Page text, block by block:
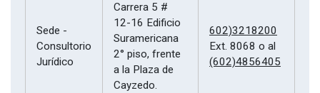
Sede -
Consultorio
Jurídico
Carrera 5 #
12-16 Edificio
Suramericana
2° piso, frente
a la Plaza de
Cayzedo.
602)3218200
Ext. 8068 o al
(602)4856405